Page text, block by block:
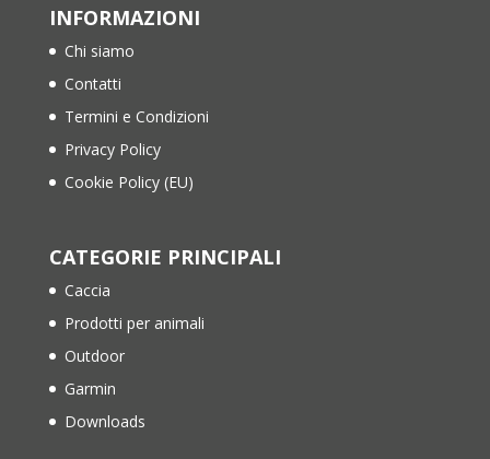
INFORMAZIONI
Chi siamo
Contatti
Termini e Condizioni
Privacy Policy
Cookie Policy (EU)
CATEGORIE PRINCIPALI
Caccia
Prodotti per animali
Outdoor
Garmin
Downloads